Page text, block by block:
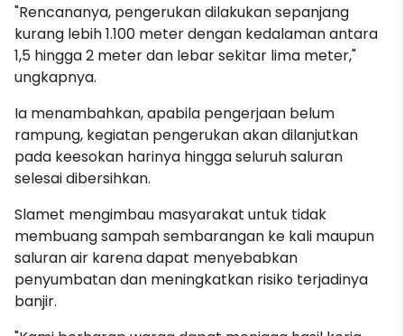
"Rencananya, pengerukan dilakukan sepanjang
kurang lebih 1.100 meter dengan kedalaman antara
1,5 hingga 2 meter dan lebar sekitar lima meter,"
ungkapnya.
Ia menambahkan, apabila pengerjaan belum
rampung, kegiatan pengerukan akan dilanjutkan
pada keesokan harinya hingga seluruh saluran
selesai dibersihkan.
Slamet mengimbau masyarakat untuk tidak
membuang sampah sembarangan ke kali maupun
saluran air karena dapat menyebabkan
penyumbatan dan meningkatkan risiko terjadinya
banjir.